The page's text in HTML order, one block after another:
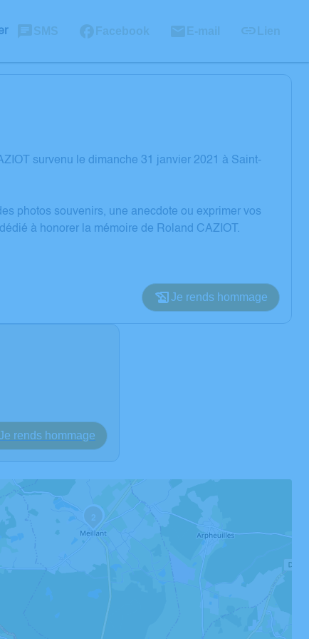
SMS Facebook E-mail Lien
survenu le dimanche 31 janvier 2021 à Saint-
photos souvenirs, une anecdote ou exprimer vos
à honorer la mémoire de Roland CAZIOT.
Je rends hommage
rends hommage
2
3